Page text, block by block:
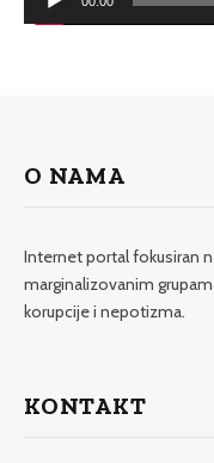
O NAMA
Internet portal fokusiran
marginalizovanim
korupcije i nepotizma.
KONTAKT